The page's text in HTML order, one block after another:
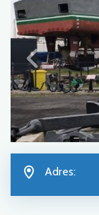
Adres: